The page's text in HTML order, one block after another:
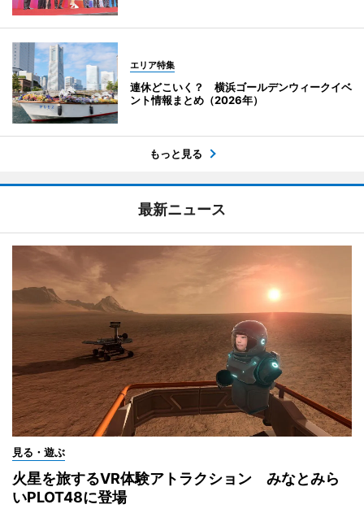
エリア特集
連休どこいく？ 横浜ゴールデンウィークイベ
ント情報まとめ（2026年）
もっと見る
最新ニュース
見る・遊ぶ
火星を旅するVR体験アトラクション みなとみら
いPLOT48に登場